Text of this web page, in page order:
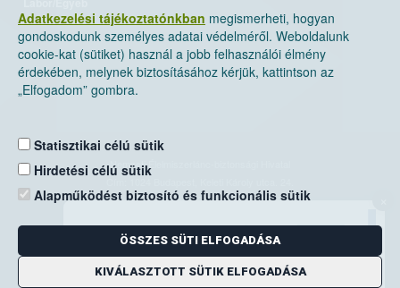
Adatkezelési tájékoztatónkban megismerheti, hogyan
gondoskodunk személyes adatai védelméről. Weboldalunk
cookie-kat (sütiket) használ a jobb felhasználói élmény
érdekében, melynek biztosításához kérjük, kattintson az
„Elfogadom” gombra.
Statisztikai célú sütik
Hirdetési célú sütik
Alapműködést biztosító és funkcionális sütik
ÖSSZES SÜTI ELFOGADÁSA
KIVÁLASZTOTT SÜTIK ELFOGADÁSA
Nemzeti Élelmiszerlánc-biztonsági Hivatal
Levelezési cím: 1525 Budapest. Pf. 30.
E-mail:ugyfelszolgalat@nebih.gov.hu
Zöld szám: 06-80/263-244
Telefon: 06-1/ 336-9000